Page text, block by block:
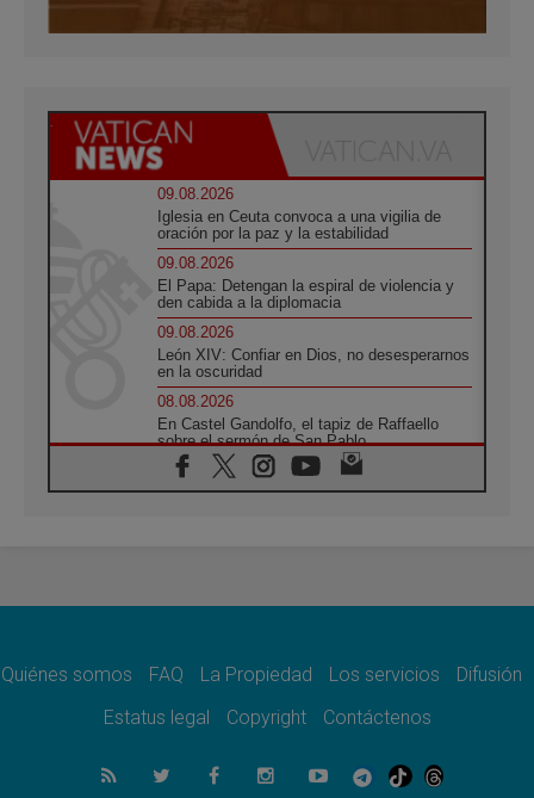
09.08.2026
Iglesia en Ceuta convoca a una vigilia de
oración por la paz y la estabilidad
09.08.2026
El Papa: Detengan la espiral de violencia y
den cabida a la diplomacia
09.08.2026
León XIV: Confiar en Dios, no desesperarnos
en la oscuridad
08.08.2026
En Castel Gandolfo, el tapiz de Raffaello
sobre el sermón de San Pablo
08.08.2026
En Colombia, «la paz no se compra con una
08.08.2026
08.08.2026
del Buen Consejo de Genazzano
Filipinas: el Vicariato Apostólico de Calapán
se convierte en diócesis
Quiénes somos FAQ La Propiedad Los servicios
Difusión
Estatus legal
Copyright Contáctenos